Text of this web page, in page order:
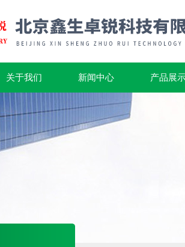
关于我们 新闻中心 产品展